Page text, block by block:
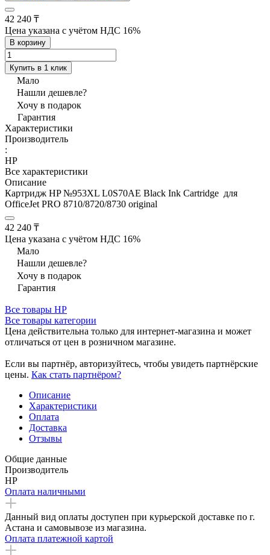
42 240 ₸
Цена указана с учётом НДС 16%
В корзину
Купить в 1 клик
Мало
Нашли дешевле?
Хочу в подарок
Гарантия
Характеристики
Производитель
:
HP
Все характеристики
Описание
Картридж HP №953XL L0S70AE Black Ink Cartridge для
OfficeJet PRO 8710/8720/8730 original
42 240 ₸
Цена указана с учётом НДС 16%
Мало
Нашли дешевле?
Хочу в подарок
Гарантия
Все товары HP
Все товары категории
Цена действительна только для интернет-магазина и может
отличаться от цен в розничном магазине.
Если вы партнёр, авторизуйтесь, чтобы увидеть партнёрские
цены. Как стать партнёром?
Описание
Характеристики
Оплата
Доставка
Отзывы
Общие данные
Производитель
HP
Оплата наличными
Данный вид оплаты доступен при курьерской доставке по г.
Астана и самовывозе из магазина.
Оплата платежной картой